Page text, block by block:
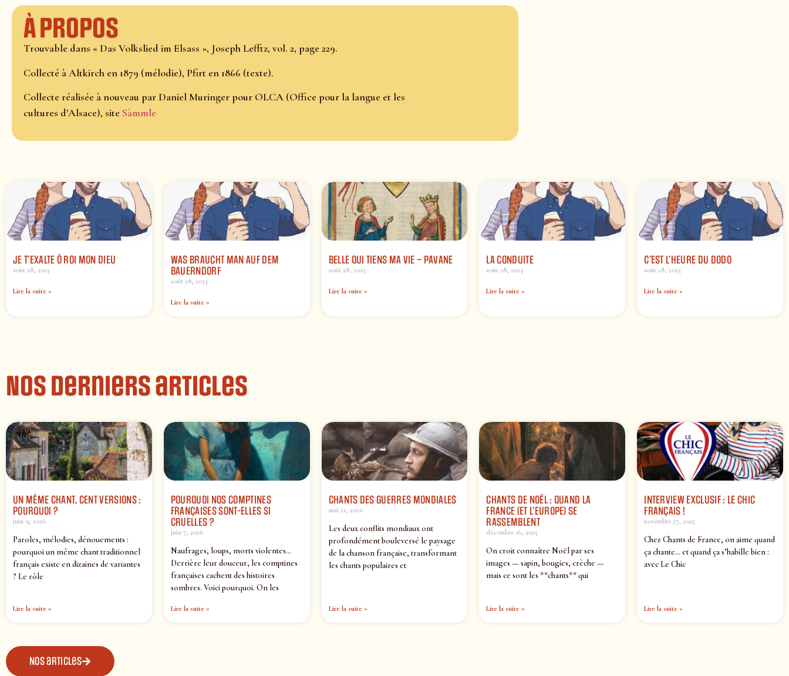
À propos
Trouvable dans « Das Volkslied im Elsass », Joseph Lefftz, vol. 2, page 229.
Collecté à Altkirch en 1879 (mélodie), Pfirt en 1866 (texte).
Collecte réalisée à nouveau par Daniel Muringer pour OLCA (Office pour la langue et les
cultures d’Alsace), site Sàmmle
JE T’EXALTE Ô ROI MON DIEU
août 28, 2023
Lire la suite »
WAS BRAUCHT MAN AUF DEM
BAUERNDORF
août 28, 2023
Lire la suite »
BELLE QUI TIENS MA VIE – PAVANE
août 28, 2023
Lire la suite »
LA CONDUITE
août 28, 2023
Lire la suite »
C’EST L’HEURE DU DODO
août 28, 2023
Lire la suite »
Nos derniers articles
UN MÊME CHANT, CENT VERSIONS :
POURQUOI ?
juin 9, 2026
Paroles, mélodies, dénouements :
pourquoi un même chant traditionnel
français existe en dizaines de variantes
? Le rôle
Lire la suite »
POURQUOI NOS COMPTINES
FRANÇAISES SONT-ELLES SI
CRUELLES ?
juin 7, 2026
Naufrages, loups, morts violentes…
Derrière leur douceur, les comptines
françaises cachent des histoires
sombres. Voici pourquoi. On les
Lire la suite »
CHANTS DES GUERRES MONDIALES
mai 21, 2026
Les deux conflits mondiaux ont
profondément bouleversé le paysage
de la chanson française, transformant
les chants populaires et
Lire la suite »
CHANTS DE NOËL : QUAND LA
FRANCE (ET L’EUROPE) SE
RASSEMBLENT
décembre 16, 2025
On croit connaître Noël par ses
images — sapin, bougies, crèche —
mais ce sont les **chants** qui
Lire la suite »
INTERVIEW EXCLUSIF : LE CHIC
FRANÇAIS !
novembre 27, 2025
Chez Chants de France, on aime quand
ça chante… et quand ça s’habille bien :
avec Le Chic
Lire la suite »
Nos articles